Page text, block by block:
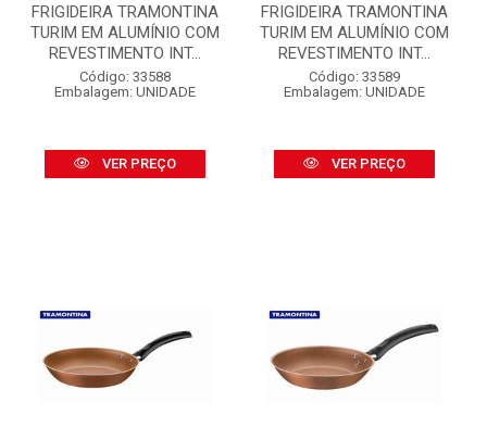
FRIGIDEIRA TRAMONTINA
TURIM EM ALUMÍNIO COM
REVESTIMENTO INT...
Código: 33588
Embalagem: UNIDADE
VER PREÇO
FRIGIDEIRA TRAMONTINA
TURIM EM ALUMÍNIO COM
REVESTIMENTO INT...
Código: 33589
Embalagem: UNIDADE
VER PREÇO